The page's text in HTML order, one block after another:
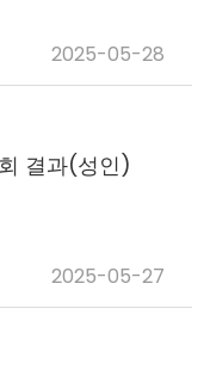
2025-05-28
결과(성인)
2025-05-27